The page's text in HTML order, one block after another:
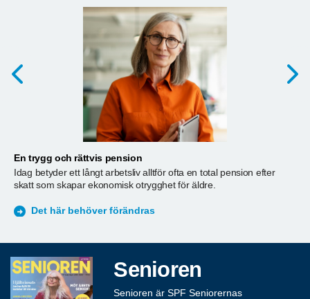
En trygg och rättvis pension
Idag betyder ett långt arbetsliv alltför ofta en total pension efter
skatt som skapar ekonomisk otrygghet för äldre.
Det här behöver förändras
Senioren
Senioren är SPF Seniorernas